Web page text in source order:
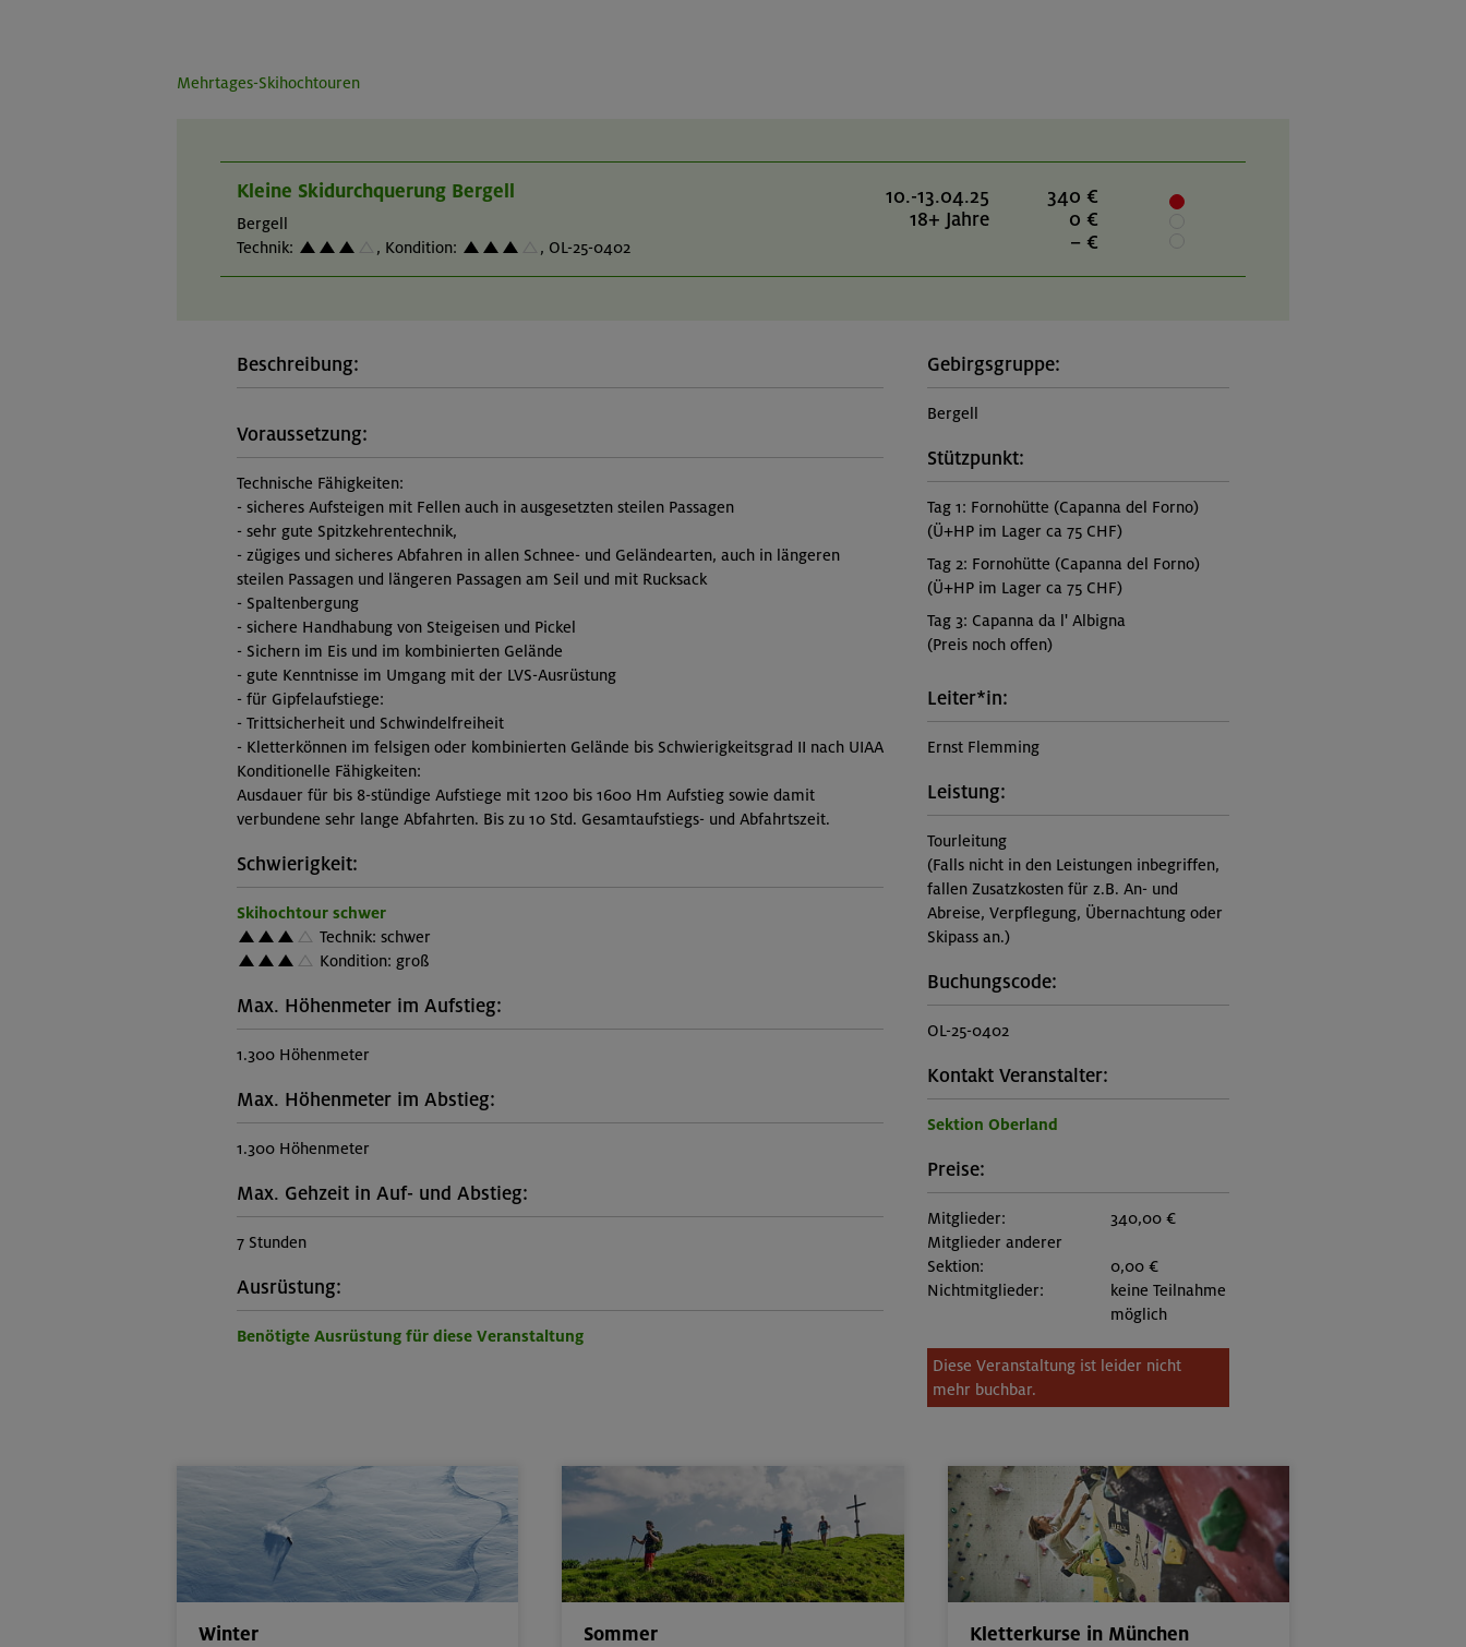
Mehrtages-Skihochtouren
Kleine Skidurchquerung Bergell
Bergell
Technik:
, Kondition: , OL-25-0402
10.-13.04.25
18+ Jahre
340 €
0 €
– €
Beschreibung:
Voraussetzung:
Technische Fähigkeiten:
- sicheres Aufsteigen mit Fellen auch in ausgesetzten steilen Passagen
- sehr gute Spitzkehrentechnik,
- zügiges und sicheres Abfahren in allen Schnee- und Geländearten, auch in längeren
steilen Passagen und längeren Passagen am Seil und mit Rucksack
- Spaltenbergung
- sichere Handhabung von Steigeisen und Pickel
- Sichern im Eis und im kombinierten Gelände
- gute Kenntnisse im Umgang mit der LVS-Ausrüstung
- für Gipfelaufstiege:
- Trittsicherheit und Schwindelfreiheit
- Kletterkönnen im felsigen oder kombinierten Gelände bis Schwierigkeitsgrad II nach UIAA
Konditionelle Fähigkeiten:
Ausdauer für bis 8-stündige Aufstiege mit 1200 bis 1600 Hm Aufstieg sowie damit
verbundene sehr lange Abfahrten. Bis zu 10 Std. Gesamtaufstiegs- und Abfahrtszeit.
Schwierigkeit:
Skihochtour schwer
Technik: schwer
Kondition: groß
Max. Höhenmeter im Aufstieg:
1.300 Höhenmeter
Max. Höhenmeter im Abstieg:
1.300 Höhenmeter
Max. Gehzeit in Auf- und Abstieg:
7 Stunden
Ausrüstung:
Benötigte Ausrüstung für diese Veranstaltung
Gebirgsgruppe:
Bergell
Stützpunkt:
Tag 1: Fornohütte (Capanna del Forno)
(Ü+HP im Lager ca 75 CHF)
Tag 2: Fornohütte (Capanna del Forno)
(Ü+HP im Lager ca 75 CHF)
Tag 3: Capanna da l' Albigna
(Preis noch offen)
Leiter*in:
Ernst Flemming
Leistung:
Tourleitung
(Falls nicht in den Leistungen inbegriffen,
fallen Zusatzkosten für z.B. An- und
Abreise, Verpflegung, Übernachtung oder
Skipass an.)
Buchungscode:
OL-25-0402
Kontakt Veranstalter:
Sektion Oberland
Preise:
Mitglieder:
340,00 €
Mitglieder anderer
Sektion:
0,00 €
Nichtmitglieder:
keine Teilnahme
möglich
Diese Veranstaltung ist leider nicht
mehr buchbar.
Winter Sommer Kletterkurse in München